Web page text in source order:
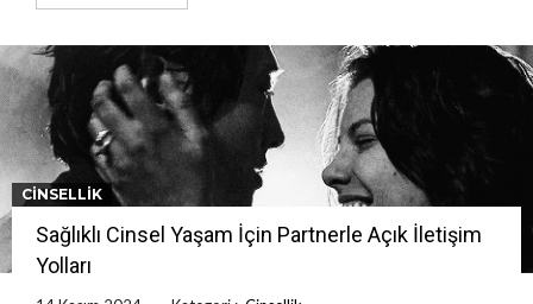
CINSELLIK
Sağlıklı Cinsel Yaşam İçin Partnerle Açık İletişim
Yolları